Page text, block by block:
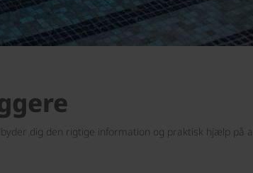
dig den rigtige information og praktisk hjælp på